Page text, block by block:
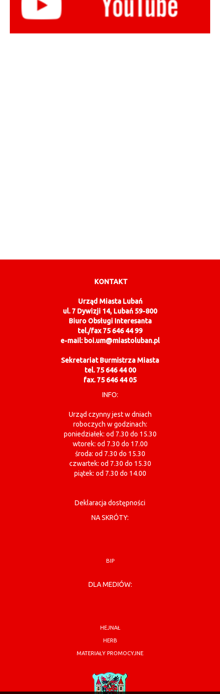
KONTAKT
Urząd Miasta Lubań
ul. 7 Dywizji 14, Lubań 59-800
Biuro Obsługi Interesanta
tel./fax 75 646 44 99
e-mail: boi.um@miastoluban.pl
Sekretariat Burmistrza Miasta
tel. 75 646 44 00
fax. 75 646 44 05
INFO:
Urząd czynny jest w dniach
roboczych w godzinach:
poniedziałek: od 7.30 do 15.30
wtorek: od 7.30 do 17.00
środa: od 7.30 do 15.30
czwartek: od 7.30 do 15.30
piątek: od 7.30 do 14.00
Deklaracja dostępności
NA SKRÓTY:
BIP
DLA MEDIÓW:
HEJNAŁ
HERB
MATERIAŁY PROMOCYJNE